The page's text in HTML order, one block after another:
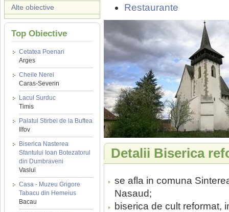
Alte obiective
Top Obiective
Cetatea Poenari
Arges
Cheile Nerei
Caras-Severin
Lacul Surduc
Timis
Palatul Stirbei de la Buftea
Ilfov
Biserica Nasterea
Sfantului Ioan Botezatorul
din Dumbraveni
Vaslui
Casa - Muzeu Grigore
Tabacu din Hemeius
Bacau
Restaurante
Detalii Biserica
se afla in comuna
Nasaud;
biserica de cult reformat,